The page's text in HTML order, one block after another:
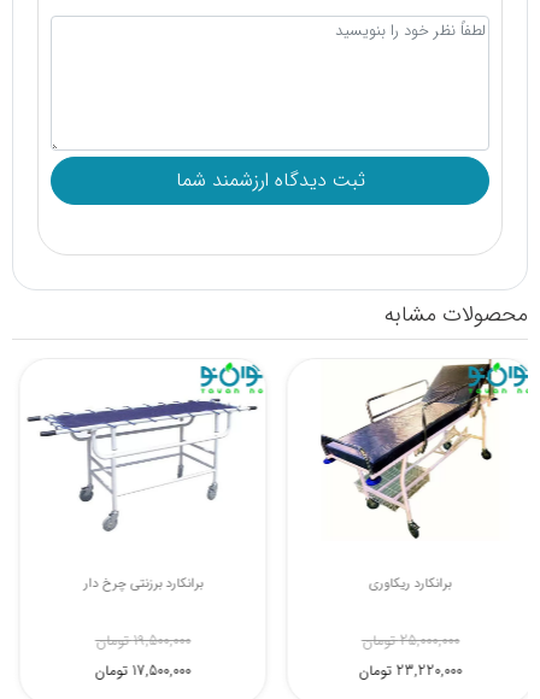
محصولات مشابه
برانکارد برزنتی چرخ دار
19,500,000 تومان
17,500,000 تومان
برانکارد ریکاوری
25,000,000 تومان
23,220,000 تومان